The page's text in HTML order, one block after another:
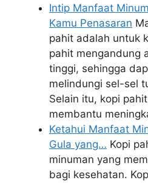
Intip Manfaat
Kamu Penasaran
pahit adalah untuk
pahit mengandung
tinggi, sehingga
melindungi sel-sel
Selain itu, kopi
membantu
Ketahui Manfaat
Gula yang… Kopi
minuman yang
bagi kesehatan.